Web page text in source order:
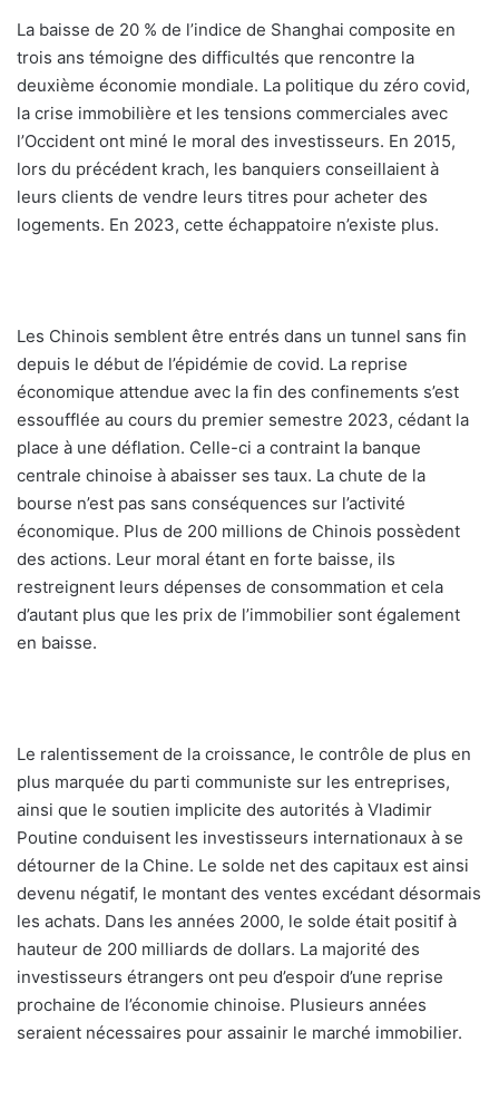
La baisse de 20 % de l’indice de Shanghai composite en
trois ans témoigne des difficultés que rencontre la
deuxième économie mondiale. La politique du zéro covid,
la crise immobilière et les tensions commerciales avec
l’Occident ont miné le moral des investisseurs. En 2015,
lors du précédent krach, les banquiers conseillaient à
leurs clients de vendre leurs titres pour acheter des
logements. En 2023, cette échappatoire n’existe plus.
Les Chinois semblent être entrés dans un tunnel sans fin
depuis le début de l’épidémie de covid. La reprise
économique attendue avec la fin des confinements s’est
essoufflée au cours du premier semestre 2023, cédant la
place à une déflation. Celle-ci a contraint la banque
centrale chinoise à abaisser ses taux. La chute de la
bourse n’est pas sans conséquences sur l’activité
économique. Plus de 200 millions de Chinois possèdent
des actions. Leur moral étant en forte baisse, ils
restreignent leurs dépenses de consommation et cela
d’autant plus que les prix de l’immobilier sont également
en baisse.
Le ralentissement de la croissance, le contrôle de plus en
plus marquée du parti communiste sur les entreprises,
ainsi que le soutien implicite des autorités à Vladimir
Poutine conduisent les investisseurs internationaux à se
détourner de la Chine. Le solde net des capitaux est ainsi
devenu négatif, le montant des ventes excédant désormais
les achats. Dans les années 2000, le solde était positif à
hauteur de 200 milliards de dollars. La majorité des
investisseurs étrangers ont peu d’espoir d’une reprise
prochaine de l’économie chinoise. Plusieurs années
seraient nécessaires pour assainir le marché immobilier.